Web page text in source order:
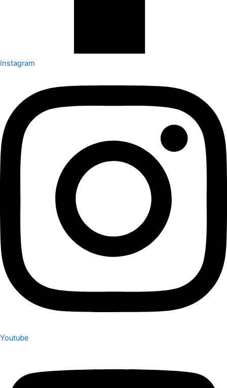
Instagram
Youtube